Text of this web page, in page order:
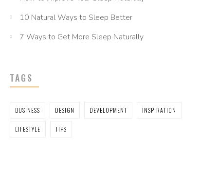
10 Natural Ways to Sleep Better
7 Ways to Get More Sleep Naturally
TAGS
BUSINESS DESIGN DEVELOPMENT INSPIRATION
LIFESTYLE TIPS